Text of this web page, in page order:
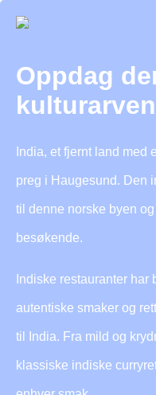
Oppdag
India, et fjernt land med
preg i Haugesund. Den
til denne norske byen
besøkende.
Indiske restauranter
autentiske smaker og
til India. Fra mild og
klassiske indiske